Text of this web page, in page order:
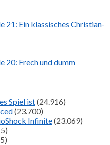
21: Ein klassisches Christian-
20: Frech und dumm
Spiel ist(24.916)
(23.700)
Infinite(23.069)